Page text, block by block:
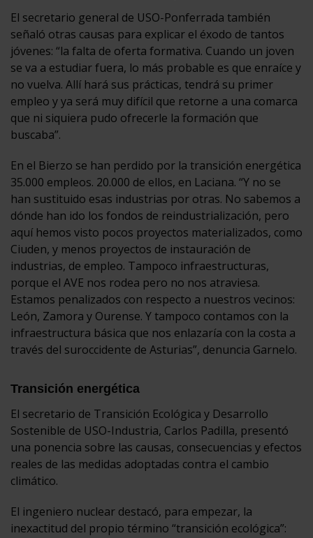
El secretario general de USO-Ponferrada también
señaló otras causas para explicar el éxodo de tantos
jóvenes: “la falta de oferta formativa. Cuando un joven
se va a estudiar fuera, lo más probable es que enraíce y
no vuelva. Allí hará sus prácticas, tendrá su primer
empleo y ya será muy difícil que retorne a una comarca
que ni siquiera pudo ofrecerle la formación que
buscaba”.
En el Bierzo se han perdido por la transición energética
35.000 empleos. 20.000 de ellos, en Laciana. “Y no se
han sustituido esas industrias por otras. No sabemos a
dónde han ido los fondos de reindustrialización, pero
aquí hemos visto pocos proyectos materializados, como
Ciuden, y menos proyectos de instauración de
industrias, de empleo. Tampoco infraestructuras,
porque el AVE nos rodea pero no nos atraviesa.
Estamos penalizados con respecto a nuestros vecinos:
León, Zamora y Ourense. Y tampoco contamos con la
infraestructura básica que nos enlazaría con la costa a
través del suroccidente de Asturias”, denuncia Garnelo.
Transición energética
El secretario de Transición Ecológica y Desarrollo
Sostenible de USO-Industria, Carlos Padilla, presentó
una ponencia sobre las causas, consecuencias y efectos
reales de las medidas adoptadas contra el cambio
climático.
El ingeniero nuclear destacó, para empezar, la
inexactitud del propio término “transición ecológica”: